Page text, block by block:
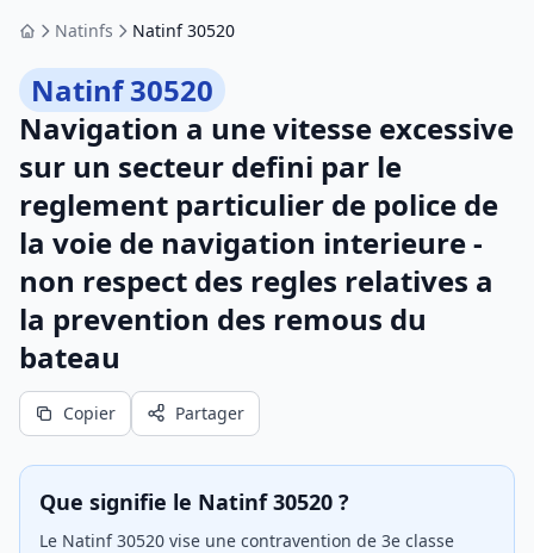
AccueilNatinfs Natinf 30520
Natinf 30520
Navigation a une vitesse excessive
sur un secteur defini par le
reglement particulier de police de
la voie de navigation interieure -
non respect des regles relatives a
la prevention des remous du
bateau
Copier Partager
Que signifie le Natinf 30520 ?
Le Natinf 30520 vise une contravention de 3e classe